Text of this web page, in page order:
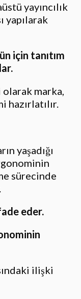
yayıncılık
yapılarak
için tanıtım
olarak marka,
hazırlatılır.
yaşadığı
sürecinde
eder.
ilişki